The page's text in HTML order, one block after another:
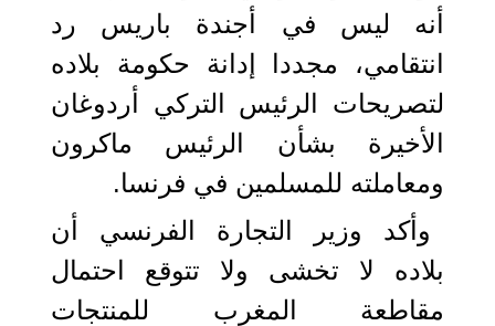
أنه ليس في أجندة باريس رد
انتقامي، مجددا إدانة حكومة بلاده
لتصريحات الرئيس التركي أردوغان
الأخيرة بشأن الرئيس ماكرون
ومعاملته للمسلمين في فرنسا.
وأكد وزير التجارة الفرنسي أن
بلاده لا تخشى ولا تتوقع احتمال
مقاطعة المغرب للمنتجات